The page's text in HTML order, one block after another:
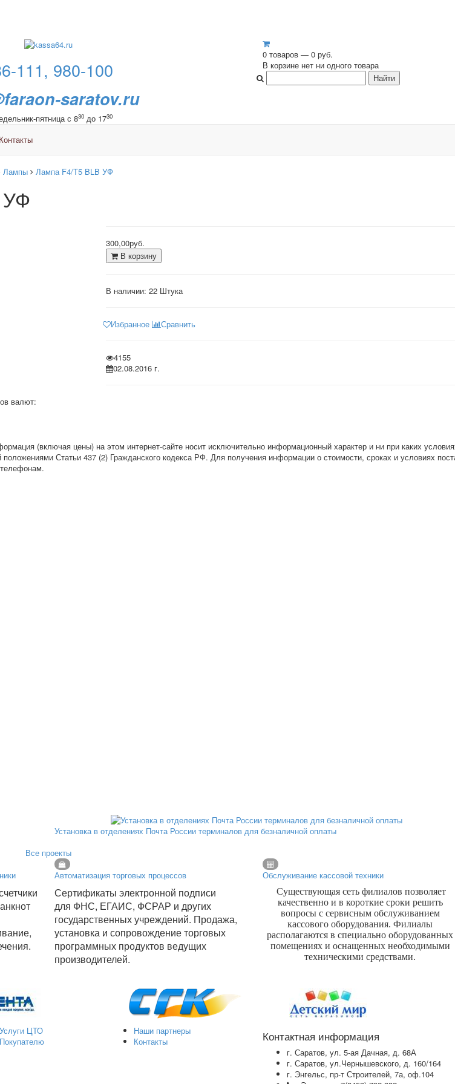
111, 980-100
saratov.ru
пятница с 830до 1730
0 товаров — 0 руб.
В корзине нет ни одного товара
Контакты
Лампы Лампа F4/T5 BLB УФ
УФ
300,00руб.
В корзину
В наличии:22 Штука
Избранное Сравнить
4155
02.08.2016 г.
валют:
(включая цены) на этом интернет-сайте носит исключительно информационный характер и ни при каких
Статьи 437 (2) Гражданского кодекса РФ. Для получения информации о стоимости, сроках и условиях
Установка в отделениях Почта России терминалов для безналичной оплаты
Все проекты
Автоматизация торговых процессов
Сертификаты электронной подписи
для ФНС, ЕГАИС, ФСРАР и других
государственных учреждений. Продажа,
установка и сопровождение торговых
программных продуктов ведущих
производителей.
Обслуживание кассовой техники
Существующая сеть филиалов позволяет
качественно и в короткие сроки решить
вопросы с сервисным обслуживанием
кассового оборудования. Филиалы
располагаются в специально оборудованных
помещениях и оснащенных необходимыми
техническими средствами.
Услуги ЦТО
Наши партнеры
Покупателю Контакты Контактная информация
г. Саратов, ул. 5-ая Дачная, д. 68А
г. Саратов, ул.Чернышевского, д. 160/164
г. Энгельс, пр-т Строителей, 7а, оф.104